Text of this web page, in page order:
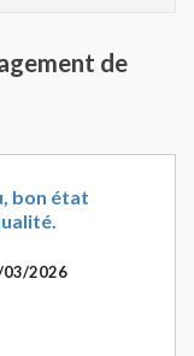
de
bon état
03/2026